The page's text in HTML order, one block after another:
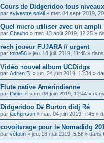
Cours de Didgeridoo tous niveaux
par sylvestre soleil » mer. 04 sept. 2019,
Quel micro utiliser avec un ampli
par Chacho » mar. 13 août 2019, 12:25 »
rech joueur FUJARA // urgent
par toine56 » jeu. 18 juil. 2019, 11:46 » dans
Vidéo nouvel album UCDidgs
par Adrien B. » lun. 24 juin 2019, 13:34 »
Flute native Amerindienne
par Didier » sam. 08 juin 2019, 12:44 » dans
Didgeridoo D# Burton didj Ré
par jachjonson » mar. 04 juin 2019, 7:45 »
covoiturage pour le Nomadidg
par véfoun » jeu. 16 mai 2019, 5:58 » dans